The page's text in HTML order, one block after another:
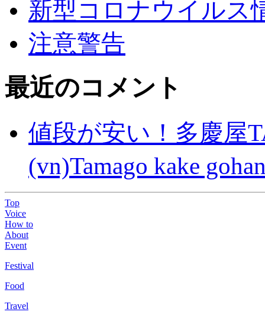
新型コロナウイルス
注意警告
最近のコメント
値段が安い！多慶屋
(vn)Tamago kake
Top
Voice
How to
About
Event
Festival
Food
Travel